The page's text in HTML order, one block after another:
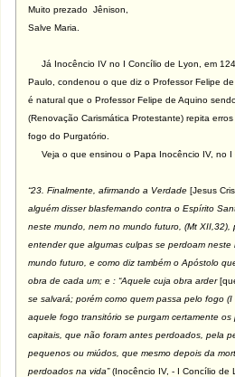
Muito prezado Jênison,
Salve Maria.
Já Inocêncio IV no I Concílio de Lyon, em
Paulo, condenou o que diz o Professor Felipe
é natural que o Professor Felipe de Aquino
(Renovação Carismática Protestante) repita
fogo do Purgatório.
Veja o que ensinou o Papa Inocêncio IV, no I
“23. Finalmente, afirmando a Verdade[Jesus
alguém disser blasfemando contra o Espírito
neste mundo, nem no mundo futuro, (Mt XII,32),
entender que algumas culpas se perdoam
mundo futuro, e como diz também o Apóstolo
obra de cada um; e : “Aquele cuja obra arder
se salvará; porém como quem passa pelo fogo
aquele fogo transitório se purgam certamente
capitais, que não foram antes perdoados, pela
pequenos ou miúdos, que mesmo depois da
perdoados na vida”(Inocêncio IV, - I Concílio de